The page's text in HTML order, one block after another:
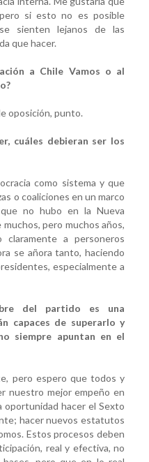
si esto no es posible
sienten lejanos de las
que hacer.
a Chile Vamos o al
oposición, punto.
cuáles debieran ser los
como sistema y que
o coaliciones en un marco
no hubo en la Nueva
pero muchos años,
claramente a personeros
se añora tanto, haciendo
especialmente a
del partido es una
capaces de superarlo y
siempre apuntan en el
pero espero que todos y
nuestro mejor empeño en
oportunidad hacer el Sexto
hacer nuevos estatutos
Estos procesos deben
real y efectiva, no